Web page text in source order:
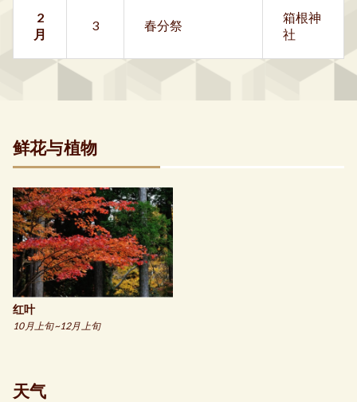
2
月
3 春分祭
箱根神
社
鲜花与植物
红叶
10月上旬~12月上旬
天气